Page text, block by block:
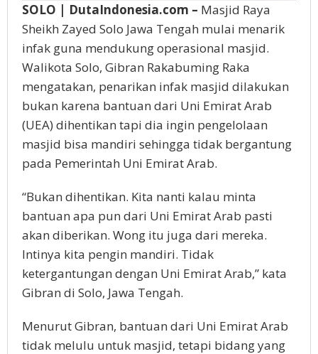
SOLO | DutaIndonesia.com – Masjid Raya
Sheikh Zayed Solo Jawa Tengah mulai menarik
infak guna mendukung operasional masjid.
Walikota Solo, Gibran Rakabuming Raka
mengatakan, penarikan infak masjid dilakukan
bukan karena bantuan dari Uni Emirat Arab
(UEA) dihentikan tapi dia ingin pengelolaan
masjid bisa mandiri sehingga tidak bergantung
pada Pemerintah Uni Emirat Arab.
“Bukan dihentikan. Kita nanti kalau minta
bantuan apa pun dari Uni Emirat Arab pasti
akan diberikan. Wong itu juga dari mereka.
Intinya kita pengin mandiri. Tidak
ketergantungan dengan Uni Emirat Arab,” kata
Gibran di Solo, Jawa Tengah.
Menurut Gibran, bantuan dari Uni Emirat Arab
tidak melulu untuk masjid, tetapi bidang yang